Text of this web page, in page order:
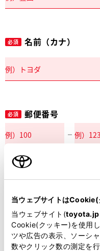
当ウェブサイトはCookie(
当ウェブサイト(toyota.jp
Cookie(クッキー)を使用
ツや広告の表示、ソーシ
数やクリック数の測定を
必須 名前（カナ）
必須 郵便番号
必須 都道府県
必須 市区町村名